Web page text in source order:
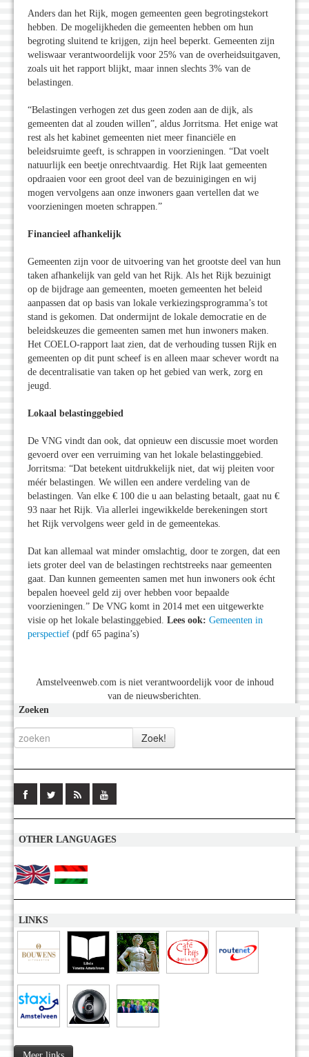
Anders dan het Rijk, mogen gemeenten geen begrotingstekort
hebben. De mogelijkheden die gemeenten hebben om hun
begroting sluitend te krijgen, zijn heel beperkt. Gemeenten zijn
weliswaar verantwoordelijk voor 25% van de overheidsuitgaven,
zoals uit het rapport blijkt, maar innen slechts 3% van de
belastingen.
“Belastingen verhogen zet dus geen zoden aan de dijk, als
gemeenten dat al zouden willen”, aldus Jorritsma. Het enige wat
rest als het kabinet gemeenten niet meer financiële en
beleidsruimte geeft, is schrappen in voorzieningen. “Dat voelt
natuurlijk een beetje onrechtvaardig. Het Rijk laat gemeenten
opdraaien voor een groot deel van de bezuinigingen en wij
mogen vervolgens aan onze inwoners gaan vertellen dat we
voorzieningen moeten schrappen.”
Financieel afhankelijk
Gemeenten zijn voor de uitvoering van het grootste deel van hun
taken afhankelijk van geld van het Rijk. Als het Rijk bezuinigt
op de bijdrage aan gemeenten, moeten gemeenten het beleid
aanpassen dat op basis van lokale verkiezingsprogramma’s tot
stand is gekomen. Dat ondermijnt de lokale democratie en de
beleidskeuzes die gemeenten samen met hun inwoners maken.
Het COELO-rapport laat zien, dat de verhouding tussen Rijk en
gemeenten op dit punt scheef is en alleen maar schever wordt na
de decentralisatie van taken op het gebied van werk, zorg en
jeugd.
Lokaal belastinggebied
De VNG vindt dan ook, dat opnieuw een discussie moet worden
gevoerd over een verruiming van het lokale belastinggebied.
Jorritsma: “Dat betekent uitdrukkelijk niet, dat wij pleiten voor
méér belastingen. We willen een andere verdeling van de
belastingen. Van elke € 100 die u aan belasting betaalt, gaat nu €
93 naar het Rijk. Via allerlei ingewikkelde berekeningen stort
het Rijk vervolgens weer geld in de gemeentekas.
Dat kan allemaal wat minder omslachtig, door te zorgen, dat een
iets groter deel van de belastingen rechtstreeks naar gemeenten
gaat. Dan kunnen gemeenten samen met hun inwoners ook écht
bepalen hoeveel geld zij over hebben voor bepaalde
voorzieningen.” De VNG komt in 2014 met een uitgewerkte
visie op het lokale belastinggebied. Lees ook: Gemeenten in
perspectief (pdf 65 pagina’s)
Amstelveenweb.com is niet verantwoordelijk voor de inhoud
van de nieuwsberichten.
Zoeken
OTHER LANGUAGES
LINKS